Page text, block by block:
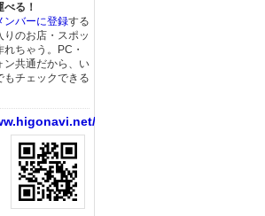
る！
ンバーに登録する
りのお店・スポッ
れちゃう。PC・
ン共通だから、い
もチェックできる